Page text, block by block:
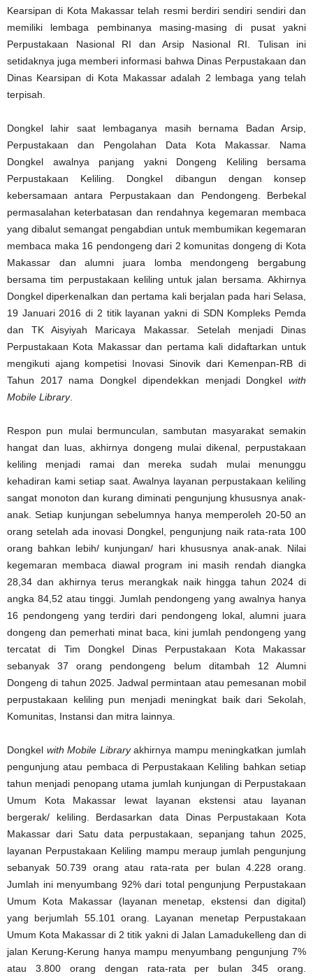
Kearsipan di Kota Makassar telah resmi berdiri sendiri sendiri dan
memiliki lembaga pembinanya masing-masing di pusat yakni
Perpustakaan Nasional RI dan Arsip Nasional RI. Tulisan ini
setidaknya juga memberi informasi bahwa Dinas Perpustakaan dan
Dinas Kearsipan di Kota Makassar adalah 2 lembaga yang telah
terpisah.
Dongkel lahir saat lembaganya masih bernama Badan Arsip,
Perpustakaan dan Pengolahan Data Kota Makassar. Nama
Dongkel awalnya panjang yakni Dongeng Keliling bersama
Perpustakaan Keliling. Dongkel dibangun dengan konsep
kebersamaan antara Perpustakaan dan Pendongeng. Berbekal
permasalahan keterbatasan dan rendahnya kegemaran membaca
yang dibalut semangat pengabdian untuk membumikan kegemaran
membaca maka 16 pendongeng dari 2 komunitas dongeng di Kota
Makassar dan alumni juara lomba mendongeng bergabung
bersama tim perpustakaan keliling untuk jalan bersama. Akhirnya
Dongkel diperkenalkan dan pertama kali berjalan pada hari Selasa,
19 Januari 2016 di 2 titik layanan yakni di SDN Kompleks Pemda
dan TK Aisyiyah Maricaya Makassar. Setelah menjadi Dinas
Perpustakaan Kota Makassar dan pertama kali didaftarkan untuk
mengikuti ajang kompetisi Inovasi Sinovik dari Kemenpan-RB di
Tahun 2017 nama Dongkel dipendekkan menjadi Dongkel with
Mobile Library.
Respon pun mulai bermunculan, sambutan masyarakat semakin
hangat dan luas, akhirnya dongeng mulai dikenal, perpustakaan
keliling menjadi ramai dan mereka sudah mulai menunggu
kehadiran kami setiap saat. Awalnya layanan perpustakaan keliling
sangat monoton dan kurang diminati pengunjung khususnya anak-
anak. Setiap kunjungan sebelumnya hanya memperoleh 20-50 an
orang setelah ada inovasi Dongkel, pengunjung naik rata-rata 100
orang bahkan lebih/ kunjungan/ hari khususnya anak-anak. Nilai
kegemaran membaca diawal program ini masih rendah diangka
28,34 dan akhirnya terus merangkak naik hingga tahun 2024 di
angka 84,52 atau tinggi. Jumlah pendongeng yang awalnya hanya
16 pendongeng yang terdiri dari pendongeng lokal, alumni juara
dongeng dan pemerhati minat baca, kini jumlah pendongeng yang
tercatat di Tim Dongkel Dinas Perpustakaan Kota Makassar
sebanyak 37 orang pendongeng belum ditambah 12 Alumni
Dongeng di tahun 2025. Jadwal permintaan atau pemesanan mobil
perpustakaan keliling pun menjadi meningkat baik dari Sekolah,
Komunitas, Instansi dan mitra lainnya.
Dongkel with Mobile Libraryakhirnya mampu meningkatkan jumlah
pengunjung atau pembaca di Perpustakaan Keliling bahkan setiap
tahun menjadi penopang utama jumlah kunjungan di Perpustakaan
Umum Kota Makassar lewat layanan ekstensi atau layanan
bergerak/ keliling. Berdasarkan data Dinas Perpustakaan Kota
Makassar dari Satu data perpustakaan, sepanjang tahun 2025,
layanan Perpustakaan Keliling mampu meraup jumlah pengunjung
sebanyak 50.739 orang atau rata-rata per bulan 4.228 orang.
Jumlah ini menyumbang 92% dari total pengunjung Perpustakaan
Umum Kota Makassar (layanan menetap, ekstensi dan digital)
yang berjumlah 55.101 orang. Layanan menetap Perpustakaan
Umum Kota Makassar di 2 titik yakni di Jalan Lamadukelleng dan di
jalan Kerung-Kerung hanya mampu menyumbang pengunjung 7%
atau 3.800 orang dengan rata-rata per bulan 345 orang.